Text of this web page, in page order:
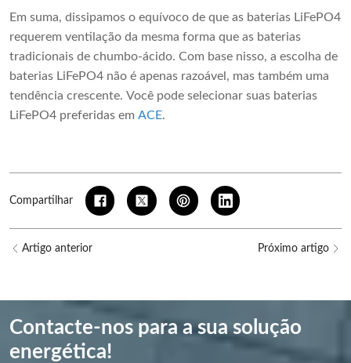
Em suma, dissipamos o equívoco de que as baterias LiFePO4
requerem ventilação da mesma forma que as baterias
tradicionais de chumbo-ácido. Com base nisso, a escolha de
baterias LiFePO4 não é apenas razoável, mas também uma
tendência crescente. Você pode selecionar suas baterias
LiFePO4 preferidas em ACE.
Compartilhar
Artigo anterior Próximo artigo
Contacte-nos para a sua solução
energética!